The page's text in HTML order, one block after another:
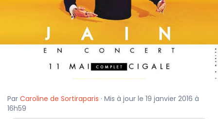
Par Caroline de Sortiraparis · Mis à jour le 19 janvier 2016 à
16h59